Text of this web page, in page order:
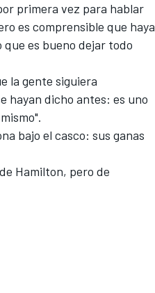
primera vez para hablar
es comprensible que haya
es bueno dejar todo
la gente siguiera
hayan dicho antes: es uno
bajo el casco: sus ganas
Hamilton, pero de